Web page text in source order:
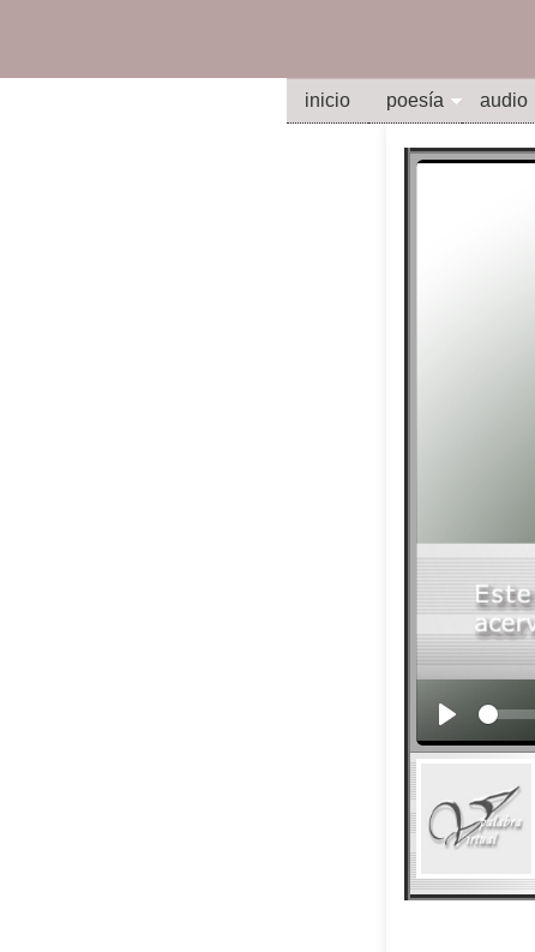
inicio poesía audio